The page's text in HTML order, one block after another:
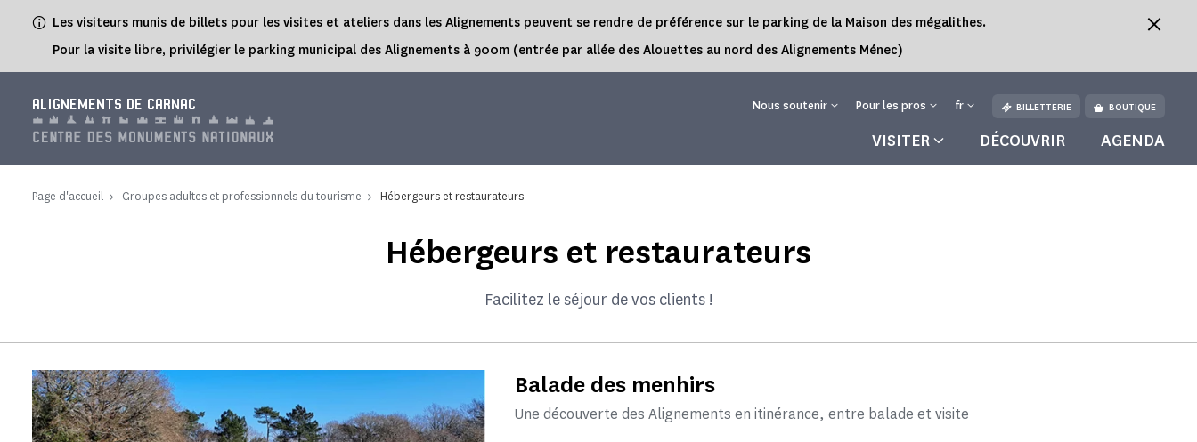
Les visiteurs munis de billets pour les visites et ateliers dans les Alignements peuvent se rendre de préférence sur le parking de la Maison des mégalithes.
Pour la visite libre, privilégier le parking municipal des Alignements à 900m (entrée par allée des Alouettes au nord des Alignements Ménec)
ALIGNEMENTS DE CARNAC Nous soutenir Pour les pros fr BILLETTERIE BOUTIQUE
VISITER DÉCOUVRIR AGENDA
Page d'accueil Groupes adultes et professionnels du tourisme Hébergeurs et restaurateurs
Hébergeurs et restaurateurs
Facilitez le séjour de vos clients !
Balade des menhirs
Une découverte des Alignements en itinérance, entre balade et visite